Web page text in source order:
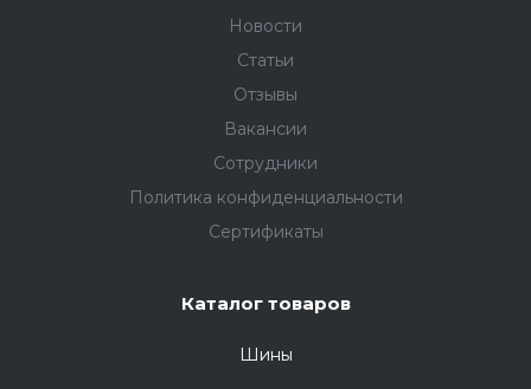
Новости
Статьи
Отзывы
Вакансии
Сотрудники
Политика конфиденциальности
Сертификаты
Каталог товаров
Шины